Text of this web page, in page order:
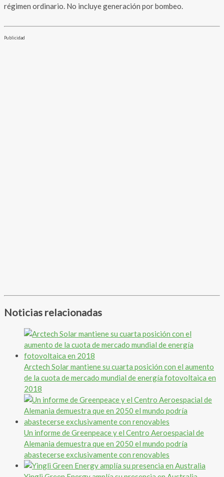
régimen ordinario. No incluye generación por bombeo.
Publicidad
Noticias relacionadas
Arctech Solar mantiene su cuarta posición con el aumento
de la cuota de mercado mundial de energía fotovoltaica en
2018
Un informe de Greenpeace y el Centro Aeroespacial de
Alemania demuestra que en 2050 el mundo podría
abastecerse exclusivamente con renovables